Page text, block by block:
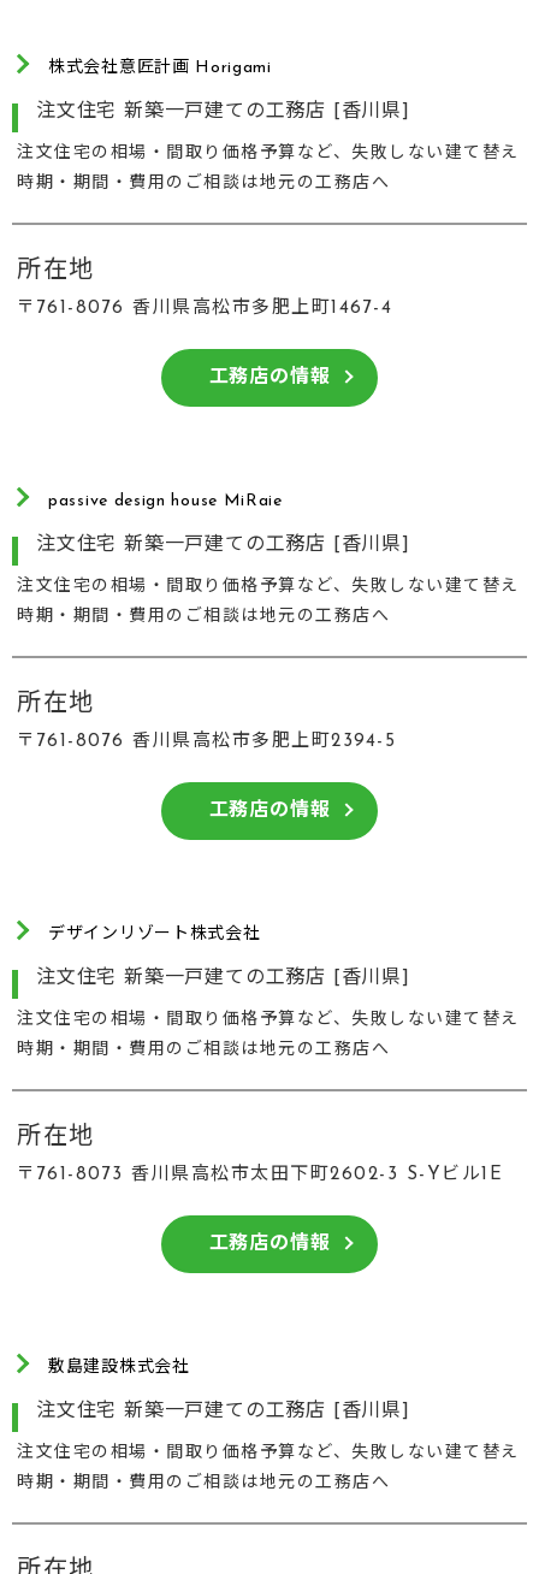
株式会社意匠計画 Horigami
注文住宅 新築一戸建ての工務店 [香川県]
注文住宅の相場・間取り価格予算など、失敗しない建て替え
時期・期間・費用のご相談は地元の工務店へ
所在地
〒761-8076 香川県高松市多肥上町1467-4
工務店の情報
passive design house MiRaie
注文住宅 新築一戸建ての工務店 [香川県]
注文住宅の相場・間取り価格予算など、失敗しない建て替え
時期・期間・費用のご相談は地元の工務店へ
所在地
〒761-8076 香川県高松市多肥上町2394-5
工務店の情報
デザインリゾート株式会社
注文住宅 新築一戸建ての工務店 [香川県]
注文住宅の相場・間取り価格予算など、失敗しない建て替え
時期・期間・費用のご相談は地元の工務店へ
所在地
〒761-8073 香川県高松市太田下町2602-3 S-Yビル1E
工務店の情報
敷島建設株式会社
注文住宅 新築一戸建ての工務店 [香川県]
注文住宅の相場・間取り価格予算など、失敗しない建て替え
時期・期間・費用のご相談は地元の工務店へ